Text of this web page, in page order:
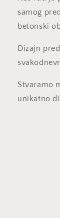
samog
betonski
Dizajn
Stvaramo
unikatno